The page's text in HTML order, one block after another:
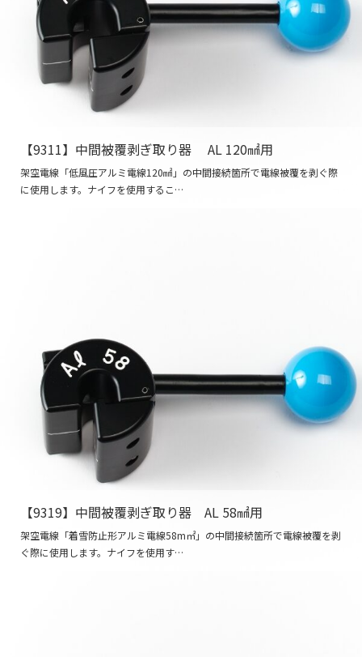
【9311】中間被覆剥ぎ取り器 AL 120㎟用
架空電線「低風圧アルミ電線120㎟」の中間接続箇所で電線被覆を剥ぐ際
に使用します。ナイフを使用するこ…
【9319】中間被覆剥ぎ取り器 AL 58㎟用
架空電線「着雪防止形アルミ電線58m㎡」の中間接続箇所で電線被覆を剥
ぐ際に使用します。ナイフを使用す…